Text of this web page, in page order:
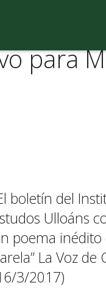
para
boletín del
Ulloáns
poema inédito
La Voz de
3/2017)